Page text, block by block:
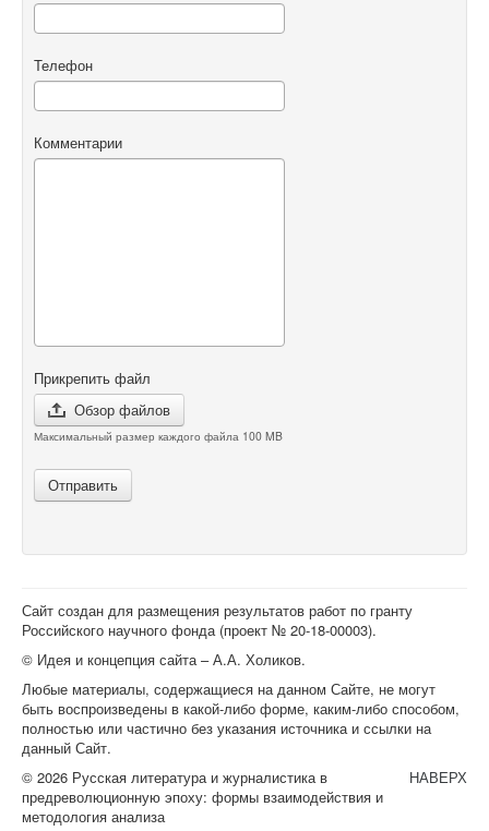
Телефон
Комментарии
Прикрепить файл
Обзор файлов
Максимальный размер каждого файла 100 MB
Отправить
Сайт создан для размещения результатов работ по гранту
Российского научного фонда (проект № 20-18-00003).
© Идея и концепция сайта – А.А. Холиков.
Любые материалы, содержащиеся на данном Сайте, не могут
быть воспроизведены в какой-либо форме, каким-либо способом,
полностью или частично без указания источника и ссылки на
данный Сайт.
НАВЕРХ
© 2026 Русская литература и журналистика в
предреволюционную эпоху: формы взаимодействия и
методология анализа